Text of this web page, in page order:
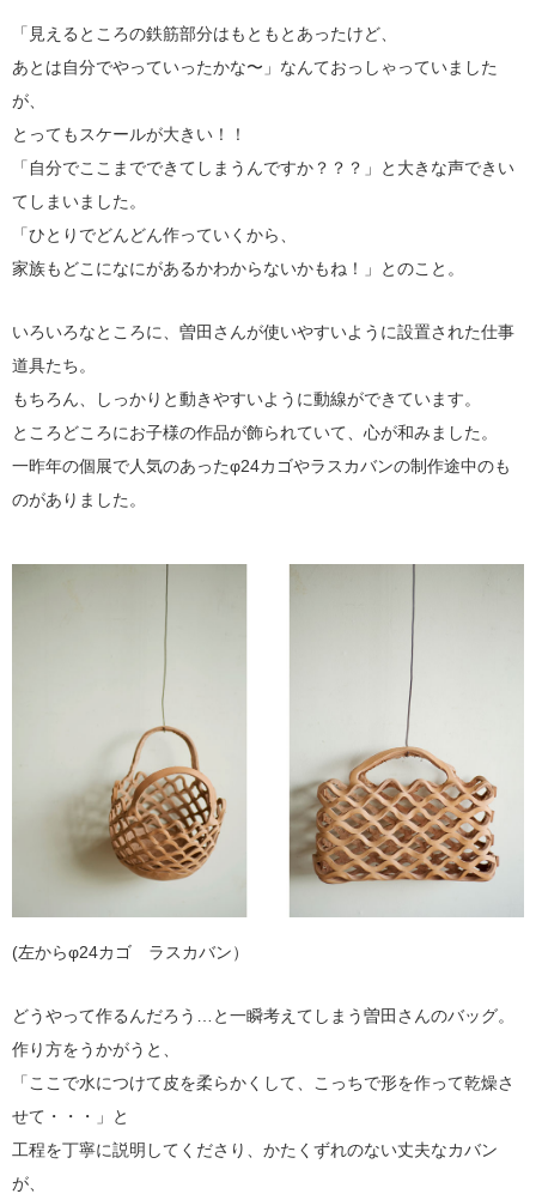
「見えるところの鉄筋部分はもともとあったけど、
あとは自分でやっていったかな〜」なんておっしゃっていました
が、
とってもスケールが大きい！！
「自分でここまでできてしまうんですか？？？」と大きな声できい
てしまいました。
「ひとりでどんどん作っていくから、
家族もどこになにがあるかわからないかもね！」とのこと。
いろいろなところに、曽田さんが使いやすいように設置された仕事
道具たち。
もちろん、しっかりと動きやすいように動線ができています。
ところどころにお子様の作品が飾られていて、心が和みました。
一昨年の個展で人気のあったφ24カゴやラスカバンの制作途中のも
のがありました。
(左からφ24カゴ ラスカバン）
どうやって作るんだろう…と一瞬考えてしまう曽田さんのバッグ。
作り方をうかがうと、
「ここで水につけて皮を柔らかくして、こっちで形を作って乾燥さ
せて・・・」と
工程を丁寧に説明してくださり、かたくずれのない丈夫なカバン
が、